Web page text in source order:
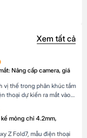
Xem tất cả
Nâng cấp camera, giá
vị thế trong phân khúc tầm
thoại dự kiến ra mắt vào
nâng cấp đáng chú ý về
Galaxy A17 […]
mỏng chỉ 4.2mm,
Z Fold7, mẫu điện thoại